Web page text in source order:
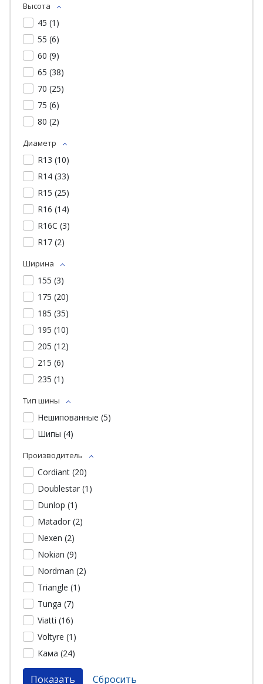
Высота
45 (1 )
55 (6)
60 (9)
65 (38)
70 (25)
75 (6)
80 (2)
Диаметр
R13 (10)
R14 (33)
R15 (25)
R16 (14)
R16C (3)
R17 (2)
Ширина
155 (3)
175 (20)
185 (35)
195 (10)
205 (12)
215 (6)
235 (1 )
Тип шины
Нешипованные (5)
Шипы (4)
Производитель
Cordiant (20)
Doublestar (1 )
Dunlop (1 )
Matador (2)
Nexen (2)
Nokian (9)
Nordman (2)
Triangle (1 )
Tunga (7)
Viatti (16)
Voltyre (1 )
Кама (24)